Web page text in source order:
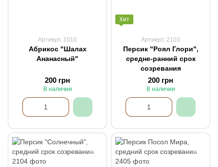
Артикул: 1010
Абрикос "Шалах
Ананасный"
200 грн
В наличии
Хит
Артикул: 2103
Персик "Роял Глори",
средне-ранний срок
созревания
200 грн
В наличии